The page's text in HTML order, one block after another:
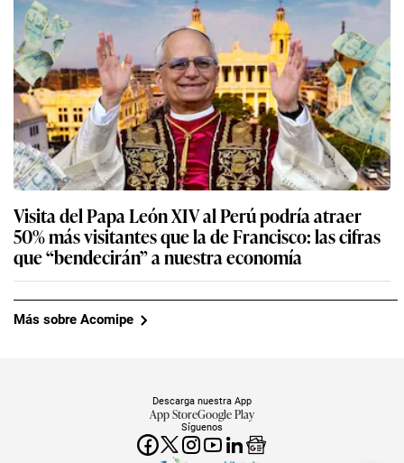
Visita del Papa León XIV al Perú podría atraer
50% más visitantes que la de Francisco: las cifras
que “bendecirán” a nuestra economía
Más sobre Acomipe
Síguenos
Descarga nuestra App
App StoreGoogle Play